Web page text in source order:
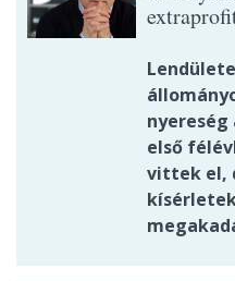
nyereség
első
vittek el,